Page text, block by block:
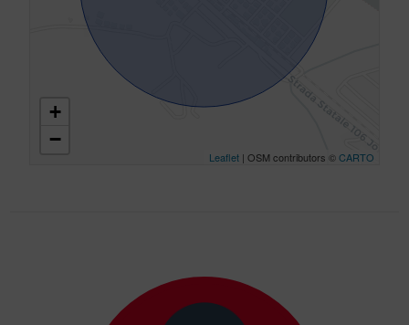
+
−
Leaflet| OSM contributors ©CARTO